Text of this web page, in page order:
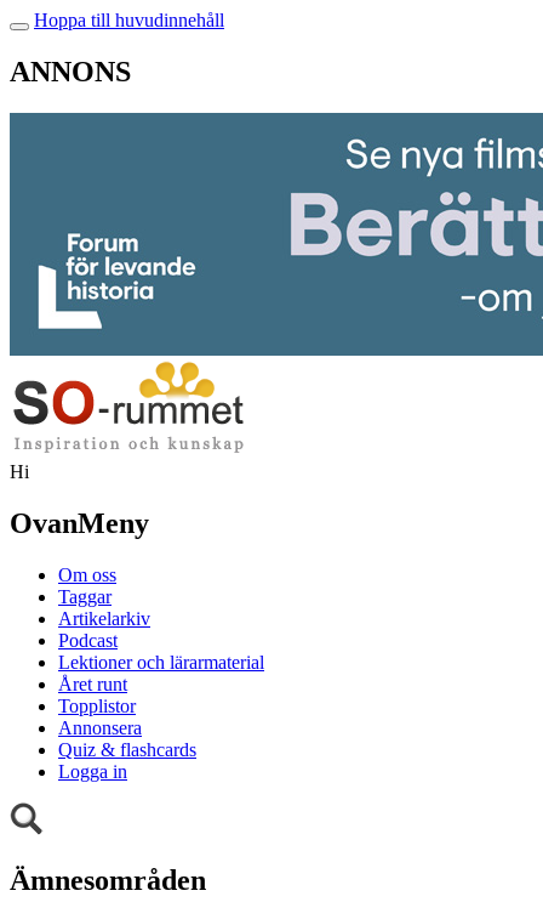
Hoppa till huvudinnehåll
ANNONS
Hi
OvanMeny
Om oss
Taggar
Artikelarkiv
Podcast
Lektioner och lärarmaterial
Året runt
Topplistor
Annonsera
Quiz & flashcards
Logga in
Ämnesområden